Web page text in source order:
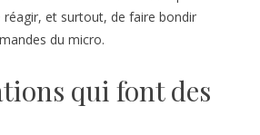
réagir, et surtout, de faire bondir
du micro.
qui font des